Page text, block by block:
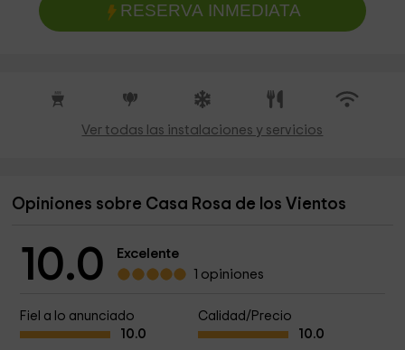
RESERVA INMEDIATA
Ver todas las instalaciones y servicios
Opiniones sobre Casa Rosa de los Vientos
10.0
Excelente
1 opiniones
Fiel a lo anunciado
10.0
Calidad/Precio
10.0